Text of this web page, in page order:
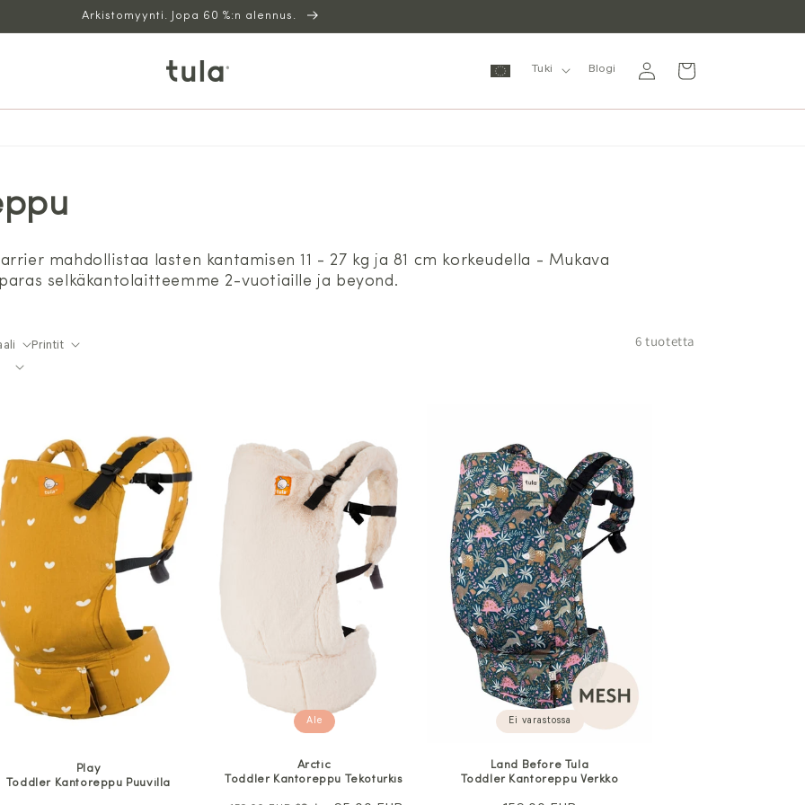
Arkistomyynti. Jopa 60 %:n alennus.
Tuki Blogi
sisään
Ostoskori
mahdollistaa lasten kantamisen 11 - 27 kg ja 81 cm korkeudella - Mukava
selkäkantolaitteemme 2-vuotiaille ja beyond.
Printit 6 tuotetta
Play
Toddler Kantoreppu Puuvilla
Ale
Arctic
Toddler Kantoreppu Tekoturkis
Ei varastossa
Land Before Tula
Toddler Kantoreppu Verkko